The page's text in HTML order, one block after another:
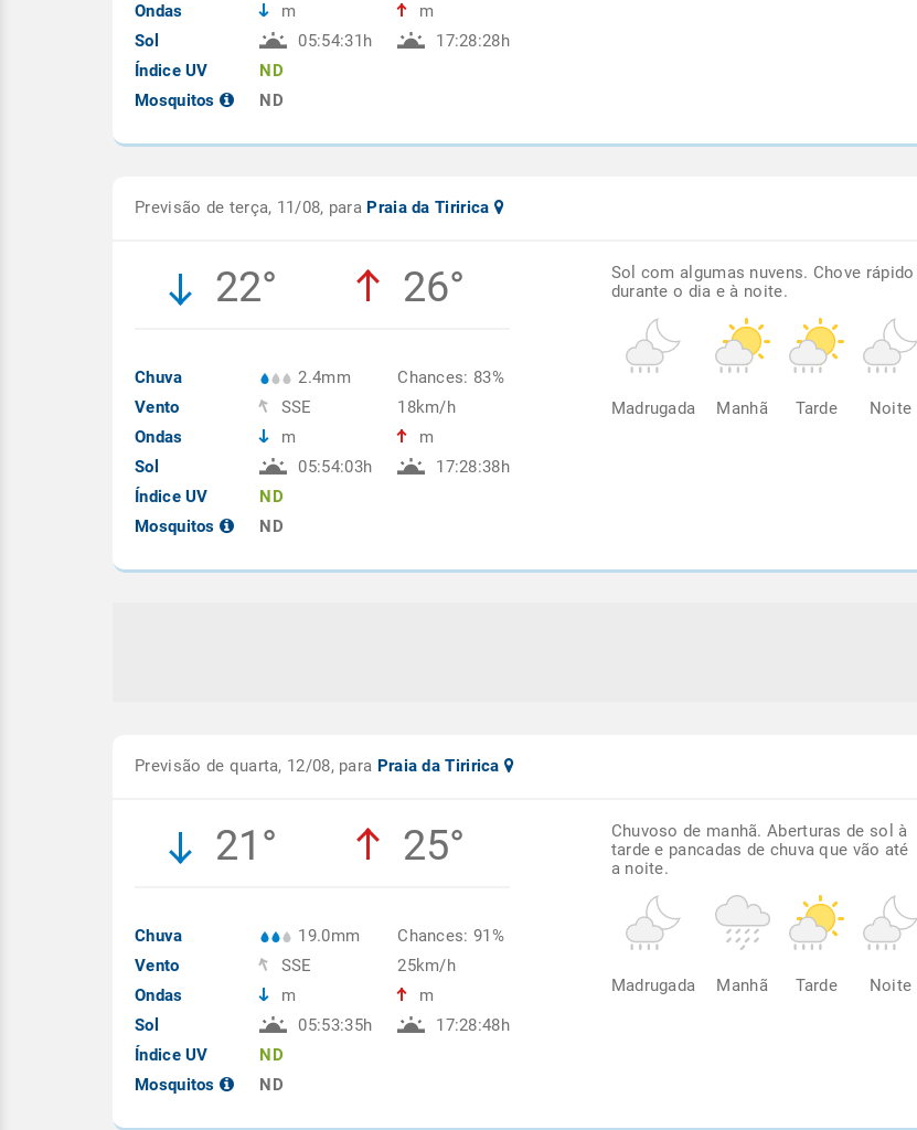
Ondas
Sol
Índice UV
Mosquitos
m
05:54:31h
ND
ND
m
17:28:28h
Previsão de terça, 11/08, para Praia da Tiririca
22° 26°
Chuva
Vento
Ondas
Sol
Índice UV
Mosquitos
2.4mm
SSE
m
05:54:03h
ND
ND
Chances: 83%
18km/h
m
17:28:38h
Sol com algumas nuvens. Chove rápido
durante o dia e à noite.
Madrugada Manhã Tarde Noite
Previsão de quarta, 12/08, para Praia da Tiririca
21° 25°
Chuva
Vento
Ondas
Sol
Índice UV
Mosquitos
19.0mm
SSE
m
05:53:35h
ND
ND
Chances: 91%
25km/h
m
17:28:48h
Chuvoso de manhã. Aberturas de sol à
tarde e pancadas de chuva que vão até
a noite.
Madrugada Manhã Tarde Noite